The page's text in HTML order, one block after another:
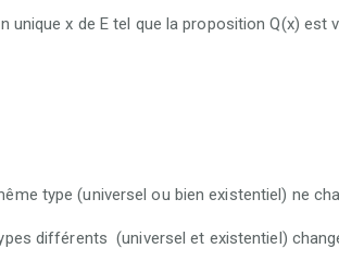
unique x de E tel que la proposition Q(x) est
type (universel ou bien existentiel) ne
différents (universel et existentiel)